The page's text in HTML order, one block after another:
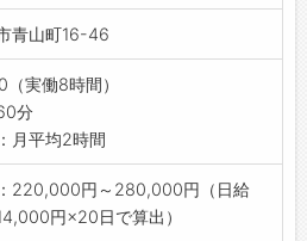
インです！体への負担も少なめ♪
動】
車に乗り合わせて現場へ移動しま
にある当社駐車場に集合も可能で
イント】
青山町16-46
実働8時間）
分
月平均2時間
220,000円～280,000円（日給
円×20日で算出）